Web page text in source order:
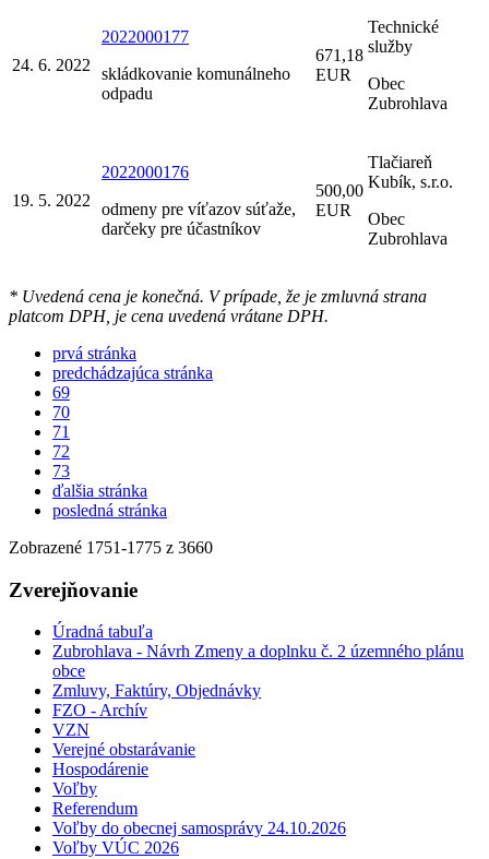
24. 6. 2022
2022000177
skládkovanie komunálneho
odpadu
671,18
EUR
Technické
služby
Obec
Zubrohlava
19. 5. 2022
2022000176
odmeny pre víťazov súťaže,
darčeky pre účastníkov
500,00
EUR
Tlačiareň
Kubík, s.r.o.
Obec
Zubrohlava
* Uvedená cena je konečná. V prípade, že je zmluvná strana
platcom DPH, je cena uvedená vrátane DPH.
prvá stránka
predchádzajúca stránka
69
70
71
72
73
ďalšia stránka
posledná stránka
Zobrazené 1751-1775 z 3660
Zverejňovanie
Úradná tabuľa
Zubrohlava - Návrh Zmeny a doplnku č. 2 územného plánu
obce
Zmluvy, Faktúry, Objednávky
FZO - Archív
VZN
Verejné obstarávanie
Hospodárenie
Voľby
Referendum
Voľby do obecnej samosprávy 24.10.2026
Voľby VÚC 2026